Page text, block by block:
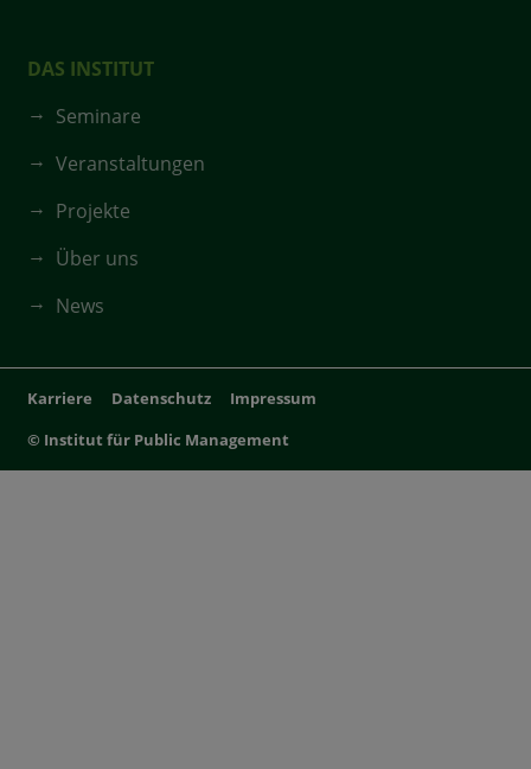
DAS INSTITUT
Seminare
Veranstaltungen
Projekte
Über uns
News
Karriere Datenschutz
Impressum
© Institut für Public Management